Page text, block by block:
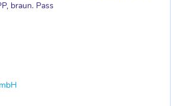
braun. Pass